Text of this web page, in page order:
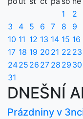
1
2
3
4 5 6 7 8
9
10 11 12 13 14 15 16
17 18 19 20 21 22 23
2425 26 27 28 29 30
31
DNEŠNÍ
Prázdniny v